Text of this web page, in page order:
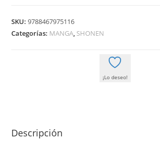
02
SKU:9788467975116
Categorías: MANGA, SHONEN
¡Lo deseo!
Descripción